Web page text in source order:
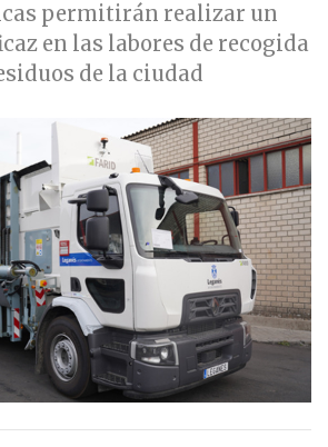
permitirán realizar un
en las labores de recogida
de la ciudad